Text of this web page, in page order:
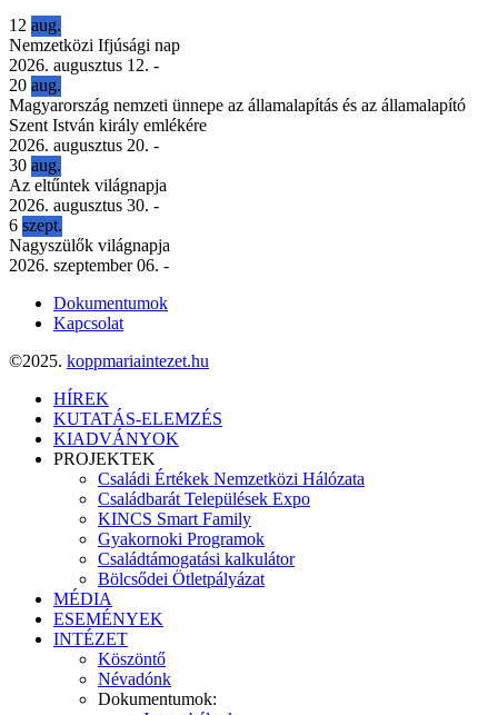
12 aug.
Nemzetközi Ifjúsági nap
2026. augusztus 12. -
20 aug.
Magyarország nemzeti ünnepe az államalapítás és az államalapító
Szent István király emlékére
2026. augusztus 20. -
30 aug.
Az eltűntek világnapja
2026. augusztus 30. -
6 szept.
Nagyszülők világnapja
2026. szeptember 06. -
Dokumentumok
Kapcsolat
©2025. koppmariaintezet.hu
HÍREK
KUTATÁS-ELEMZÉS
KIADVÁNYOK
PROJEKTEK
Családi Értékek Nemzetközi Hálózata
Családbarát Települések Expo
KINCS Smart Family
Gyakornoki Programok
Családtámogatási kalkulátor
Bölcsődei Ötletpályázat
MÉDIA
ESEMÉNYEK
INTÉZET
Köszöntő
Névadónk
Dokumentumok: